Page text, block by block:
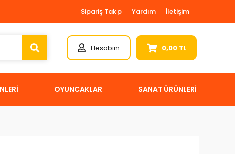
Sipariş Takip Yardım İletişim
Hesabım 0,00 TL
OYUNCAKLAR SANAT ÜRÜNLERİ